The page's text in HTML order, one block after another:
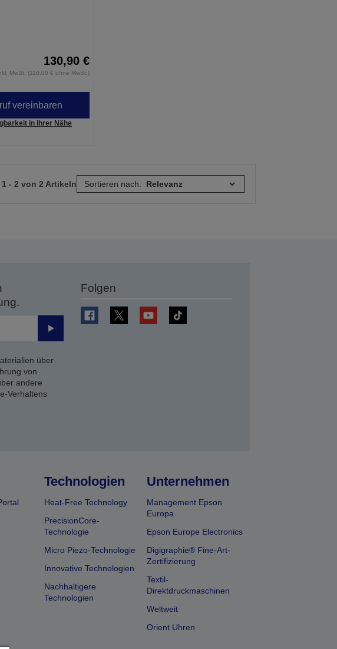
130,90 €
MwSt. (110,00 € ohne MwSt.)
vereinbaren
in Ihrer Nähe
- 2 von 2 Artikeln Sortieren nach:
Senden
über
von
andere
Verhaltens
Folgen
Technologien
Heat-Free Technology
PrecisionCore-
Technologie
Micro Piezo-Technologie
Innovative Technologien
Nachhaltigere
Technologien
Unternehmen
Management Epson
Europa
Epson Europe Electronics
Digigraphie® Fine-Art-
Zertifizierung
Textil-
Direktdruckmaschinen
Weltweit
Orient Uhren